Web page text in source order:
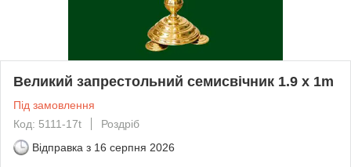
Великий запрестольний семисвічник 1.9 х 1m
Під замовлення
Код: 5111-17t
Роздріб
Відправка з 16 серпня 2026